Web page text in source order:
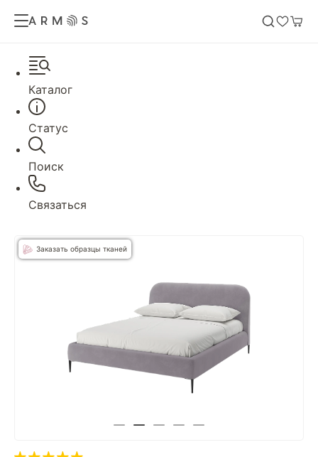
Каталог
Статус
Поиск
Связаться
Заказать образцы тканей